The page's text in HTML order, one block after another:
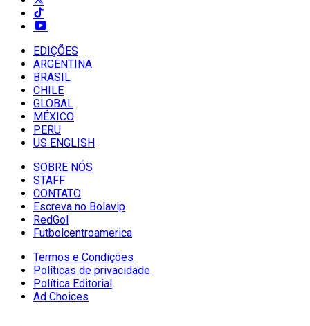
EDIÇÕES
ARGENTINA
BRASIL
CHILE
GLOBAL
MÉXICO
PERU
US ENGLISH
SOBRE NÓS
STAFF
CONTATO
Escreva no Bolavip
RedGol
Futbolcentroamerica
Termos e Condições
Políticas de privacidade
Política Editorial
Ad Choices